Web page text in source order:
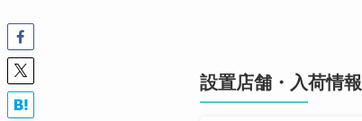
設置店舗・入荷情報